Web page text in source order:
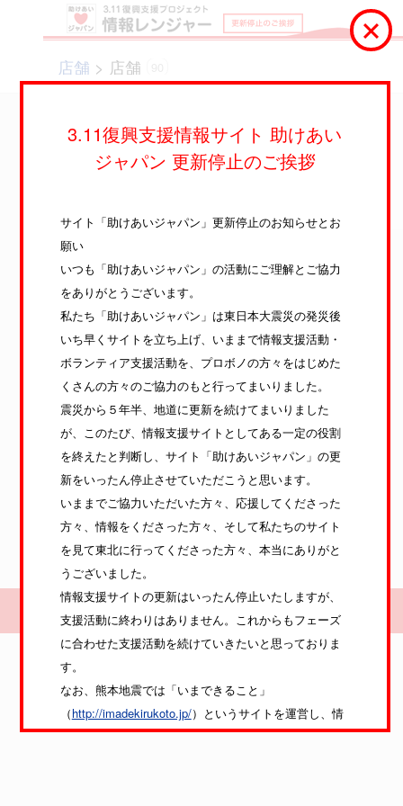
店舗 > 店舗
塩釜の魚市場 光と影
2つの市場を訪れました。 一カ所は昔からある塩釜
仲卸市場。地元の方はもち... -
2012年3月5日
さまざまな支援のカタチ
宮城県塩竈市の動画をすべて見る
3.11復興支援情報サイト 助けあい
ジャパン 更新停止のご挨拶
サイト「助けあいジャパン」更新停止のお知らせとお
願い
いつも「助けあいジャパン」の活動にご理解とご協力
をありがとうございます。
私たち「助けあいジャパン」は東日本大震災の発災後
いち早くサイトを立ち上げ、いままで情報支援活動・
ボランティア支援活動を、プロボノの方々をはじめた
くさんの方々のご協力のもと行ってまいりました。
震災から５年半、地道に更新を続けてまいりました
が、このたび、情報支援サイトとしてある一定の役割
を終えたと判断し、サイト「助けあいジャパン」の更
新をいったん停止させていただこうと思います。
いままでご協力いただいた方々、応援してくださった
方々、情報をくださった方々、そして私たちのサイト
を見て東北に行ってくださった方々、本当にありがと
うございました。
情報支援サイトの更新はいったん停止いたしますが、
支援活動に終わりはありません。これからもフェーズ
に合わせた支援活動を続けていきたいと思っておりま
す。
なお、熊本地震では「いまできること」
（http://imadekirukoto.jp/）というサイトを運営し、情
報支援活動を続けております。